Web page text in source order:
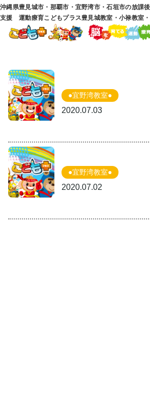
沖縄県豊見城市・那覇市・宜野湾市・石垣市の放課
支援 運動療育こどもプラス豊見城教室・小禄教室
●宜野湾教室●
2020.07.03
●宜野湾教室●
2020.07.02